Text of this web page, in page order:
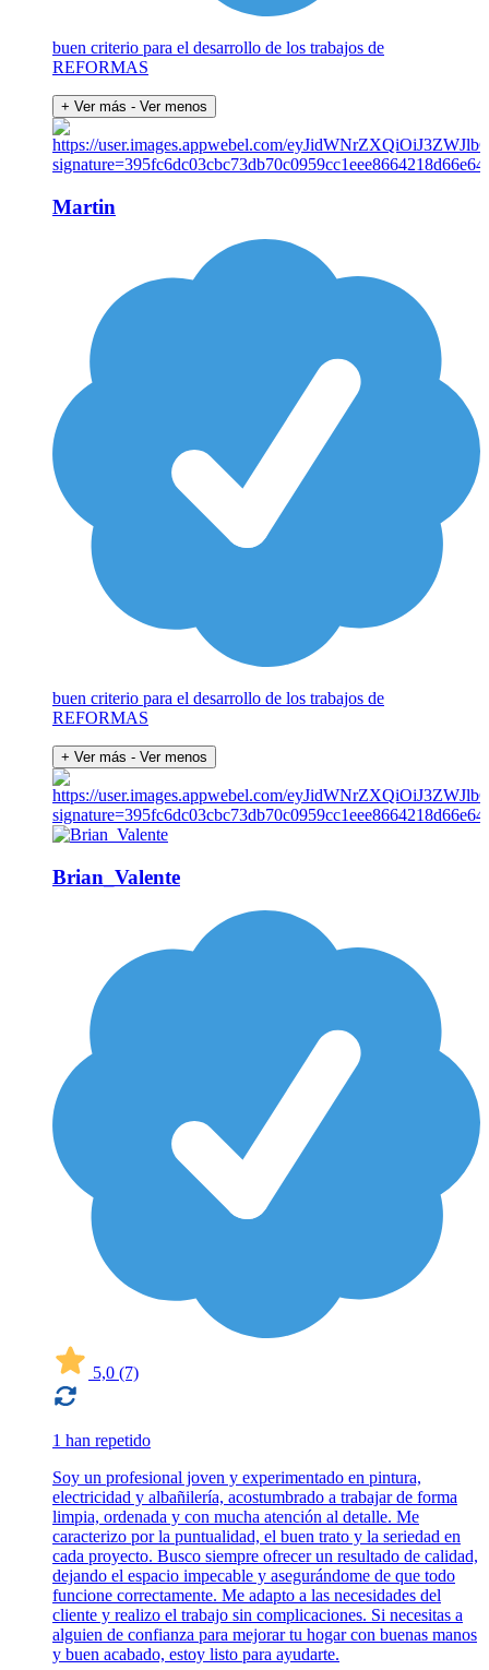
buen criterio para el desarrollo de los trabajos de
REFORMAS
+ Ver más - Ver menos
Martin
buen criterio para el desarrollo de los trabajos de
REFORMAS
+ Ver más - Ver menos
Brian_Valente
5,0 (7)
1 han repetido
Soy un profesional joven y experimentado en pintura,
electricidad y albañilería, acostumbrado a trabajar de forma
limpia, ordenada y con mucha atención al detalle. Me
caracterizo por la puntualidad, el buen trato y la seriedad en
cada proyecto. Busco siempre ofrecer un resultado de calidad,
dejando el espacio impecable y asegurándome de que todo
funcione correctamente. Me adapto a las necesidades del
cliente y realizo el trabajo sin complicaciones. Si necesitas a
alguien de confianza para mejorar tu hogar con buenas manos
y buen acabado, estoy listo para ayudarte.